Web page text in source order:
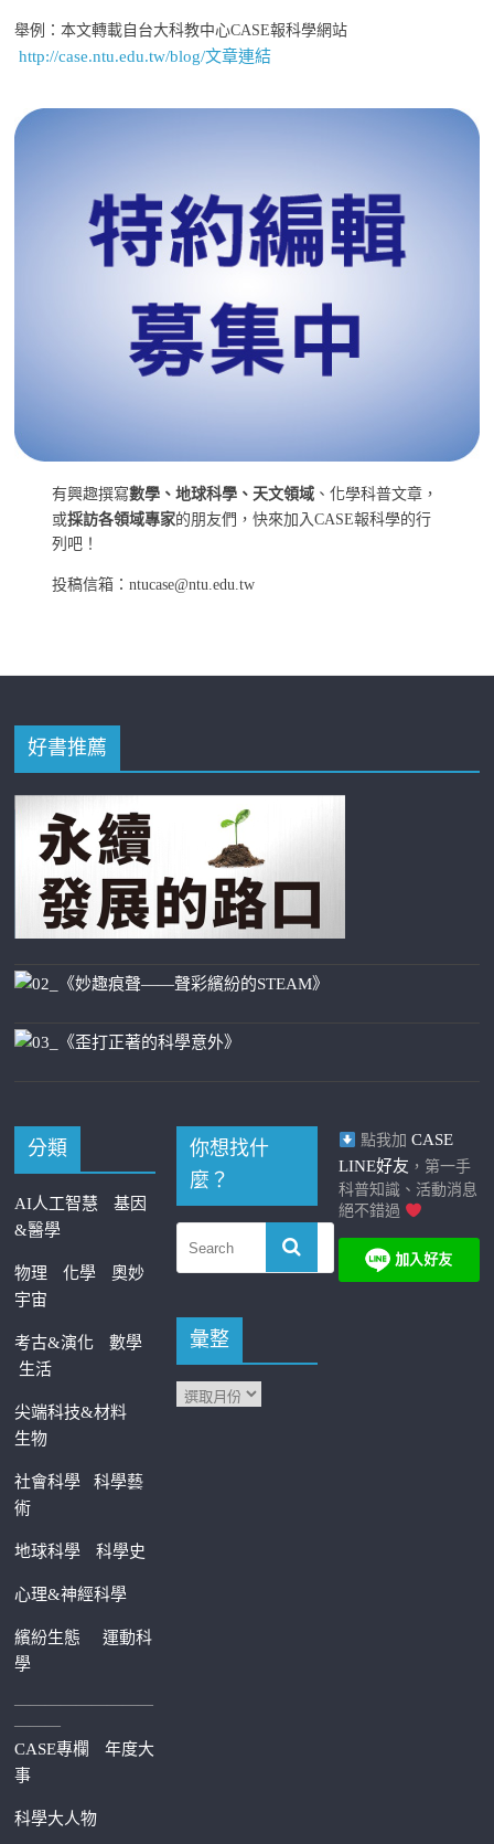
舉例：本文轉載自台大科教中心CASE報科學網站
http://case.ntu.edu.tw/blog/文章連結
有興趣撰寫數學、地球科學、天文領域 、化學科普文章，
或採訪各領域專家的朋友們，快來加入CASE報科學的行
列吧！
投稿信箱：ntucase@ntu.edu.tw
好書推薦
分類
AI人工智慧
基因
&醫學
物理 化學
奧妙
宇宙
考古&演化
數學
生活
尖端科技&材料
生物
社會科學科學藝
術
地球科學 科學史
心理&神經科學
繽紛生態運動科
學
—————————
———
CASE專欄
年度大
事
科學大人物
你想找什
麼？
彙整
點我加 CASE
LINE好友 ，第一手
科普知識、活動消息
絕不錯過